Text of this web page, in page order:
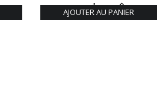
AJOUTER AU PANIER